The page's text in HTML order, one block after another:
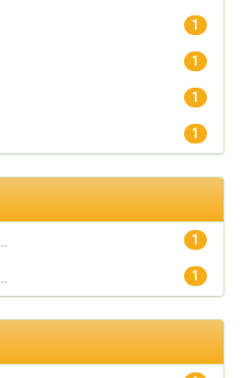
1
1
1
1
1
1